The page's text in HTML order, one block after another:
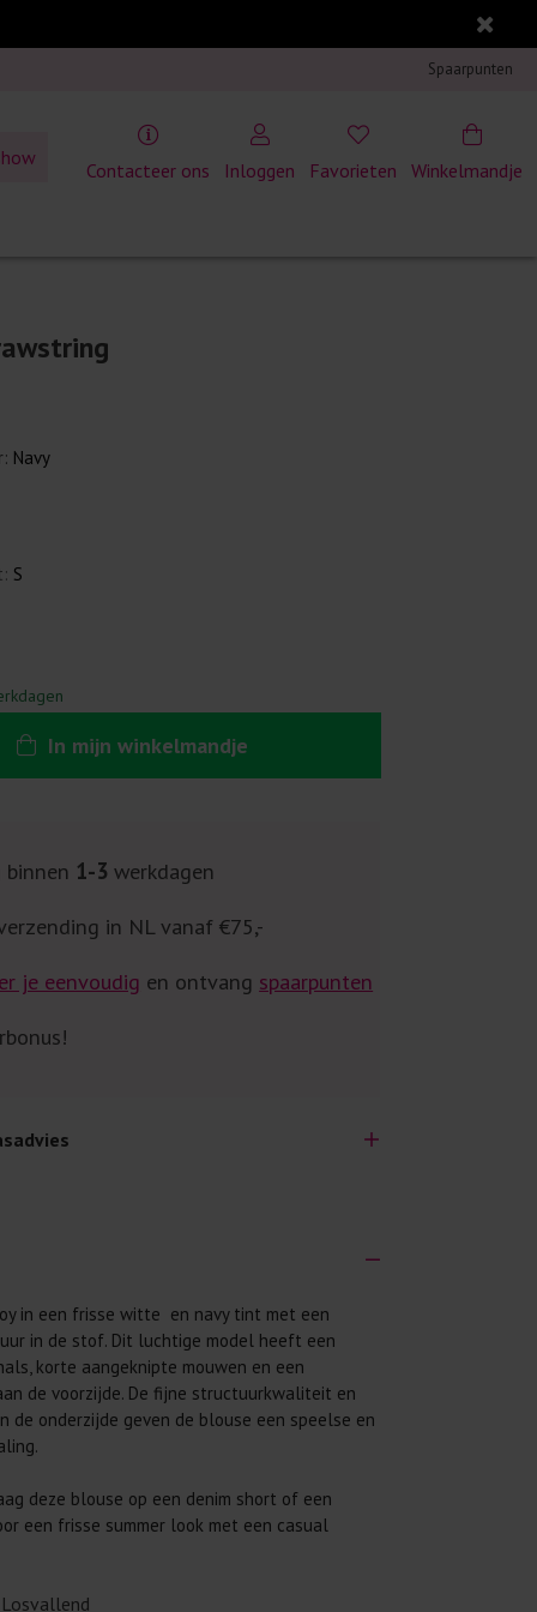
Spaarpunten
Winkelmandje
Contacteer ons Inloggen Favorieten
Navy
S
In mijn winkelmandje
binnen 1-3werkdagen
in NL vanaf €75,-
je eenvoudig en ontvang spaarpunten
lang plezier hebben van je nieuwe kleding.
wij een aantal algemene was-tips:
even het was-etiket.
buiten. Dat beschermt de
met wasmiddel. Per kledingstuk is een drupje
mogelijk. Op 20 of 30 graden wassen is vaak
in een frisse witte en navy tint met een
in de stof. Dit luchtige model heeft een
korte aangeknipte mouwen en een
de voorzijde. De fijne structuurkwaliteit en
de onderzijde geven de blouse een speelse en
deze blouse op een denim short of een
een frisse summer look met een casual
Losvallend